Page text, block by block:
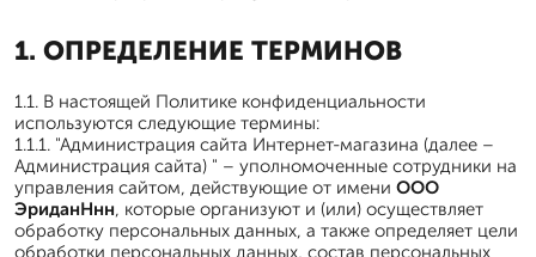
1. ОПРЕДЕЛЕНИЕ ТЕРМИНОВ
1.1. В настоящей Политике конфиденциальности
используются следующие термины:
1.1.1. "Администрация сайта Интернет-магазина (далее –
Администрация сайта) " – уполномоченные сотрудники на
управления сайтом, действующие от имени ООО
ЭриданНнн, которые организуют и (или) осуществляет
обработку персональных данных, а также определяет цели
обработки персональных данных, состав персональных